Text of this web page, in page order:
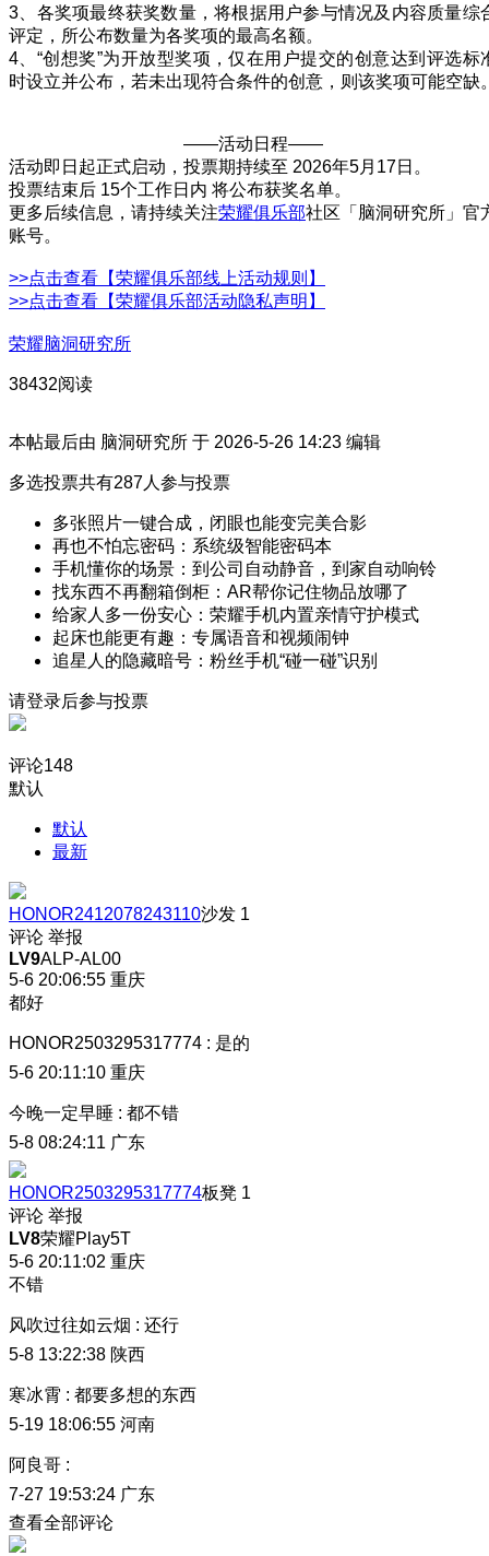
3、各奖项最终获奖数量，将根据用户参与情况及内容质量综
评定，所公布数量为各奖项的最高名额。
4、“创想奖”为开放型奖项，仅在用户提交的创意达到评选标
时设立并公布，若未出现符合条件的创意，则该奖项可能空缺
——活动日程——
活动即日起正式启动，投票期持续至 2026年5月17日。
投票结束后 15个工作日内 将公布获奖名单。
更多后续信息，请持续关注荣耀俱乐部社区「脑洞研究所」官
账号。
>>点击查看【荣耀俱乐部线上活动规则】
>>点击查看【荣耀俱乐部活动隐私声明】
荣耀脑洞研究所
38432阅读
本帖最后由 脑洞研究所 于 2026-5-26 14:23 编辑
多选投票共有287人参与投票
多张照片一键合成，闭眼也能变完美合影
再也不怕忘密码：系统级智能密码本
手机懂你的场景：到公司自动静音，到家自动响铃
找东西不再翻箱倒柜：AR帮你记住物品放哪了
给家人多一份安心：荣耀手机内置亲情守护模式
起床也能更有趣：专属语音和视频闹钟
追星人的隐藏暗号：粉丝手机“碰一碰”识别
请登录后参与投票
评论148
默认
默认
最新
HONOR2412078243110沙发 1
评论 举报
LV9ALP-AL00
5-6 20:06:55 重庆
都好
HONOR2503295317774 : 是的
5-6 20:11:10 重庆
今晚一定早睡 : 都不错
5-8 08:24:11 广东
HONOR2503295317774板凳 1
评论 举报
LV8荣耀Play5T
5-6 20:11:02 重庆
不错
风吹过往如云烟 : 还行
5-8 13:22:38 陕西
寒冰霄 : 都要多想的东西
5-19 18:06:55 河南
阿良哥 :
7-27 19:53:24 广东
查看全部评论